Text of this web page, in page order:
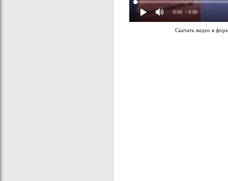
0:00 / 0:00
Скачать видео в